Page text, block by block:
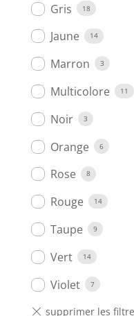
Gris 18
Jaune 14
Marron 3
Multicolore 11
Noir 3
Orange 6
Rose 8
Rouge 14
Taupe 9
Vert 14
Violet 7